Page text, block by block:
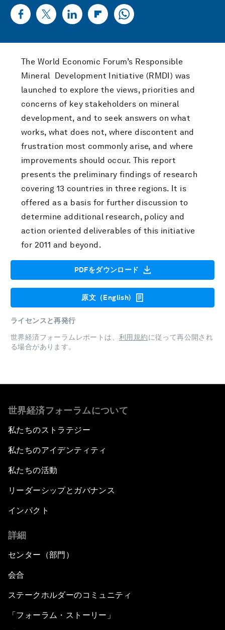
The World Economic Forum’s Responsible
Mineral Development Initiative (RMDI) was
launched to explore the views, priorities and
concerns of key stakeholders on mineral
development, and to seek answers on what
works, what does not, where discontent and
frustration most commonly arise, and where
improvements should occur. This report
presents the preliminary findings of research
covering 13 countries in three regions. It is
offered as a basis for further discussion to
determine additional research, policy and
action oriented deliverables of this initiative
for 2011 and beyond.
PDFをダウンロード
原文（English)
ライセンスと再発行
世界経済フォーラムレポートは、 利用規約に従って再公開され
る場合があります。
世界経済フォーラムについて
私たちのストラテジー
私たちのアイデンティティ
私たちの活動
リーダーシップとガバナンス
インパクト
詳細
センター（部門）
会合
ステークホルダーのコミュニティ
「フォーラム・ストーリー」